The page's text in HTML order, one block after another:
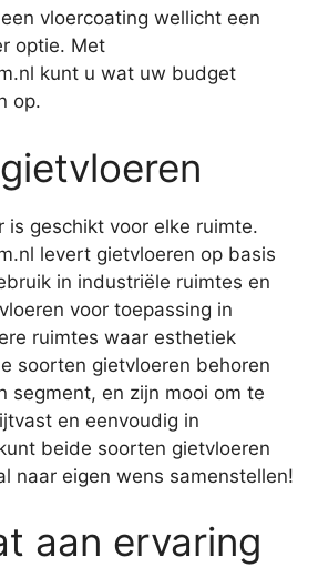
vloercoating wellicht een
optie. Met
kunt u wat uw budget
op.
is geschikt voor elke ruimte.
levert gietvloeren op basis
in industriële ruimtes en
voor toepassing in
ruimtes waar esthetiek
soorten gietvloeren behoren
segment, en zijn mooi om te
en eenvoudig in
beide soorten gietvloeren
naar eigen wens samenstellen!
aan ervaring